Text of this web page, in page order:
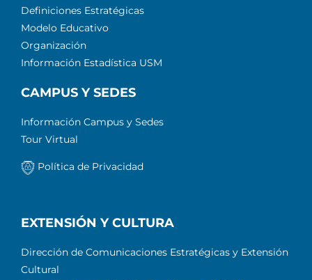
Definiciones Estratégicas
Modelo Educativo
Organización
Información Estadística USM
CAMPUS Y SEDES
Información Campus y Sedes
Tour Virtual
Política de Privacidad
EXTENSIÓN Y CULTURA
Dirección de Comunicaciones Estratégicas y Extensión
Cultural